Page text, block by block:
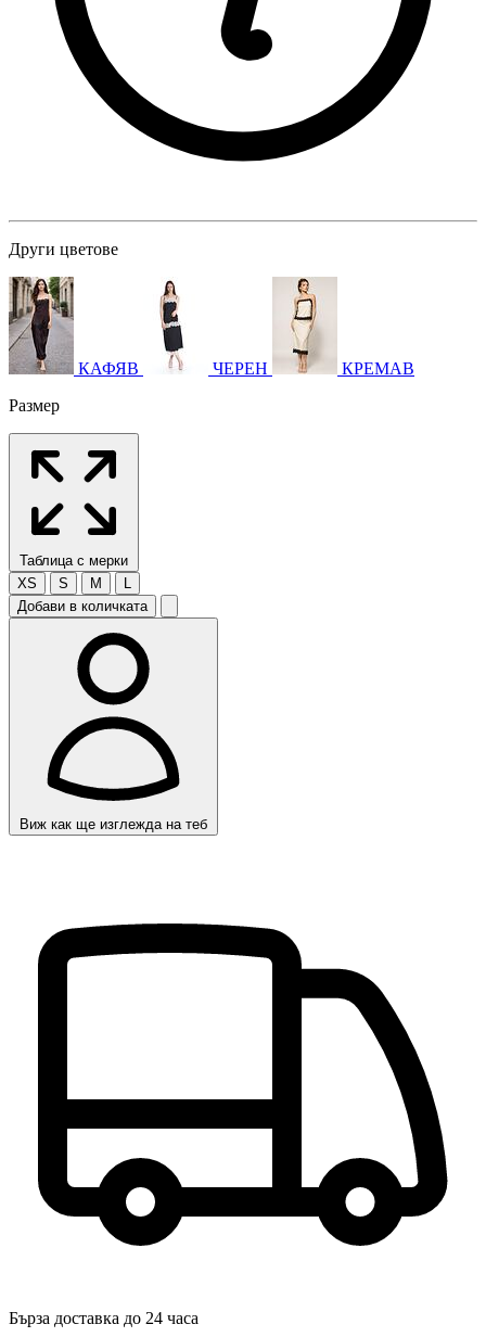
Други цветове
КАФЯВ ЧЕРЕН
КРЕМАВ
Размер
Таблица с мерки
XS
S M
L
Добави в количката
Виж как ще изглежда на теб
Бърза доставка до 24 часа